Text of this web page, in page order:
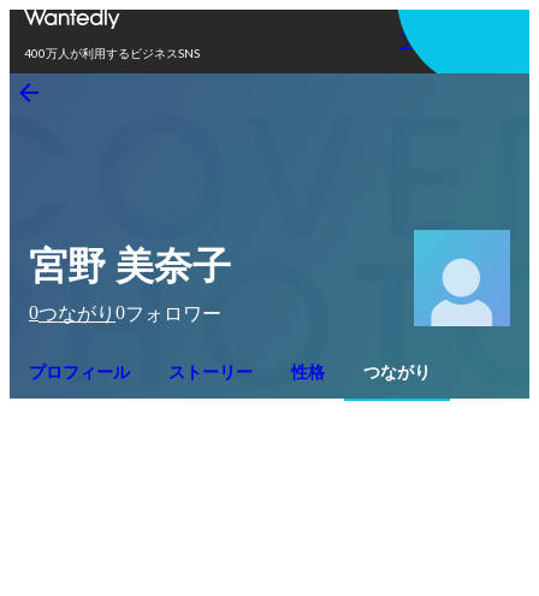
400万人が利用するビジネスSNS
アプリを使う
宮野 美奈子
0つながり 0フォロワー
プロフィール ストーリー 性格 つながり